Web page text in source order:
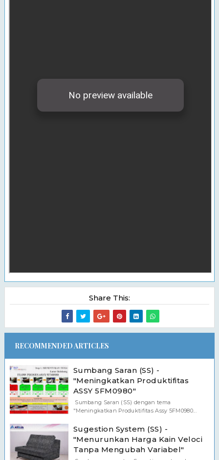
Share This:
RECOMMENDED ARTICLES
Sumbang Saran (SS) -
"Meningkatkan Produktifitas
ASSY 5FM0980"
Sumbang Saran (SS) dengan tema
"Meningkatkan Produktifitas Assy 5FM0980...
Sugestion System (SS) -
"Menurunkan Harga Kain Veloci
Tanpa Mengubah Variabel"